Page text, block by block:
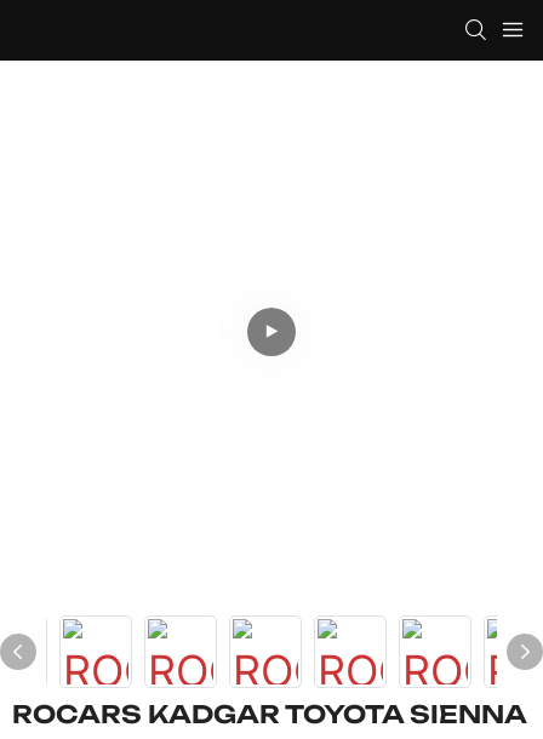
ROCARS KADGAR TOYOTA SIENNA